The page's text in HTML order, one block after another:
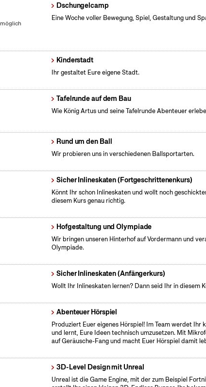
Dschungelcamp
Eine Woche voller Bewegung, Spiel, Gestaltung und
Kinderstadt
Ihr gestaltet Eure eigene Stadt.
Tafelrunde auf dem Bau
Wie König Artus und seine Tafelrunde Abenteuer
Rund um den Ball
Wir probieren uns in verschiedenen Ballsportarten.
Sicher Inlineskaten (Fortgeschrittenenkurs)
Könnt Ihr schon Inlineskaten und wollt noch
diesem Kurs genau richtig.
Hofgestaltung und Olympiade
Wir bringen unseren Hinterhof auf Vordermann und
Olympiade.
Sicher Inlineskaten (Anfängerkurs)
Wollt Ihr Inlineskaten lernen? Dann seid Ihr in diesem
Abenteuer Hörspiel
Produziert Euer eigenes Hörspiel! Im Team werdet
und lernt, Eure Ideen technisch umzusetzen. Mit
auf Geräusche-Fang und macht Euer Hörspiel damit
3D-Level Design mit Unreal
Unreal ist die Game Engine, mit der zum Beispiel